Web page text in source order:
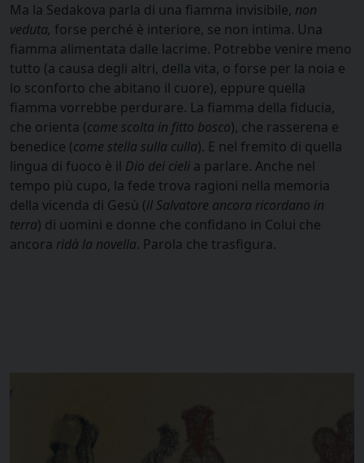
Ma la Sedakova parla di una fiamma invisibile, non
veduta, forse perché è interiore, se non intima. Una
fiamma alimentata dalle lacrime. Potrebbe venire meno
tutto (a causa degli altri, della vita, o forse per la noia e
lo sconforto che abitano il cuore), eppure quella
fiamma vorrebbe perdurare. La fiamma della fiducia,
che orienta (come scolta in fitto bosco), che rasserena e
benedice (come stella sulla culla). E nel fremito di quella
lingua di fuoco è il Dio dei cieli a parlare. Anche nel
tempo più cupo, la fede trova ragioni nella memoria
della vicenda di Gesù (il Salvatore ancora ricordano in
terra) di uomini e donne che confidano in Colui che
ancora ridà la novella. Parola che trasfigura.